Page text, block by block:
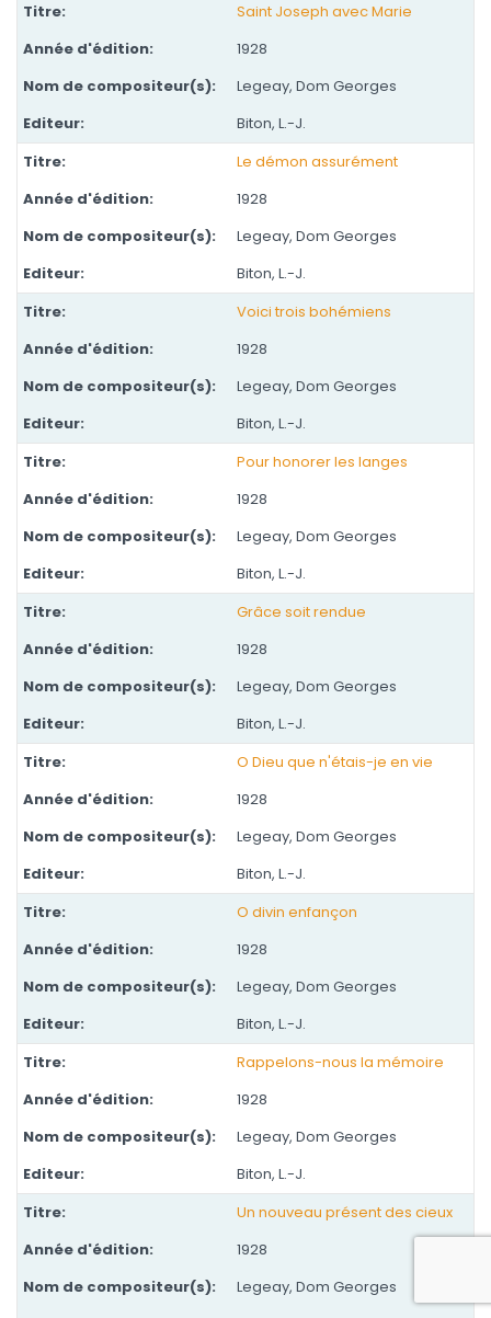
Saint Joseph avec Marie
1928
Legeay, Dom Georges
Biton, L.-J.
Le démon assurément
1928
Legeay, Dom Georges
Biton, L.-J.
Voici trois bohémiens
1928
Legeay, Dom Georges
Biton, L.-J.
Pour honorer les langes
1928
Legeay, Dom Georges
Biton, L.-J.
Grâce soit rendue
1928
Legeay, Dom Georges
Biton, L.-J.
O Dieu que n'étais-je en vie
1928
Legeay, Dom Georges
Biton, L.-J.
O divin enfançon
1928
Legeay, Dom Georges
Biton, L.-J.
Rappelons-nous la mémoire
1928
Legeay, Dom Georges
Biton, L.-J.
Un nouveau présent des cieux
1928
Legeay, Dom Georges